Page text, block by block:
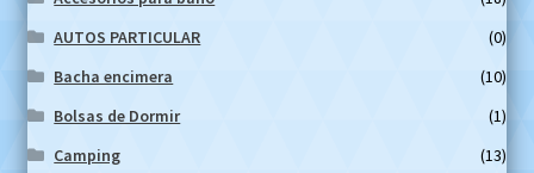
AUTOS PARTICULAR
(0)
Bacha encimera
(10)
Bolsas de Dormir
(1)
Camping
(13)